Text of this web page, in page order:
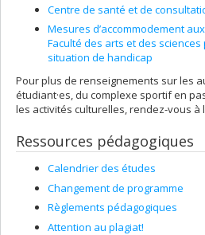
Centre de santé et de
Mesures d’accommodement
Faculté des arts et des
situation de handicap
Pour plus de renseignements sur les
étudiant·es, du complexe sportif en
les activités culturelles, rendez-vous à
Ressources pédagogiques
Calendrier des études
Changement de programme
Règlements pédagogiques
Attention au plagiat!